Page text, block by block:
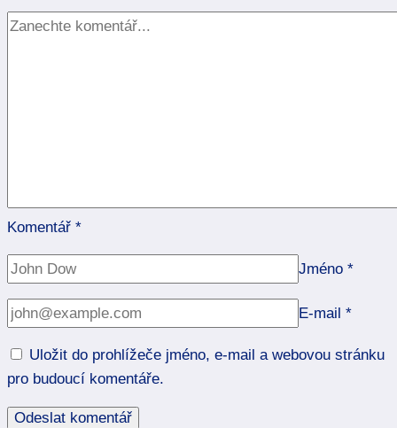
Komentář *
Jméno *
E-mail *
Uložit do prohlížeče jméno, e-mail a webovou stránku
pro budoucí komentáře.